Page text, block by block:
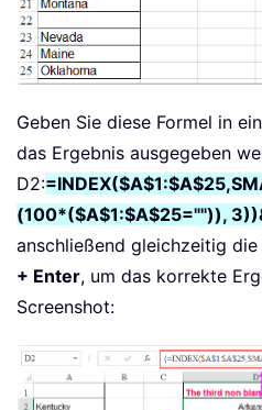
Geben Sie diese Formel in
das Ergebnis ausgegeben
D2:
(100*($A$1:$A$25="")),
anschließend gleichzeitig die
+ Enter, um das korrekte
Screenshot: